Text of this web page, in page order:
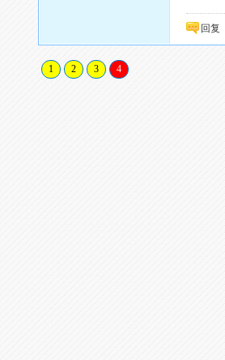
回复
1 2 3 4